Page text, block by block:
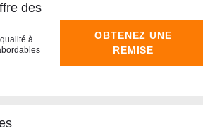
des
à
OBTENEZ UNE
REMISE